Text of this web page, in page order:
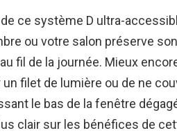
ce système D ultra-
ou votre salon préserve
fil de la journée. Mieux
filet de lumière ou de ne
le bas de la fenêtre
clair sur les bénéfices de